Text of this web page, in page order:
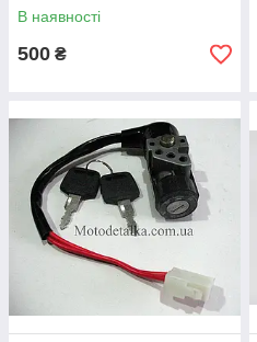
В наявності
500 ₴